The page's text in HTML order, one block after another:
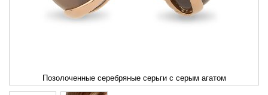
Позолоченные серебряные серьги с серым агатом